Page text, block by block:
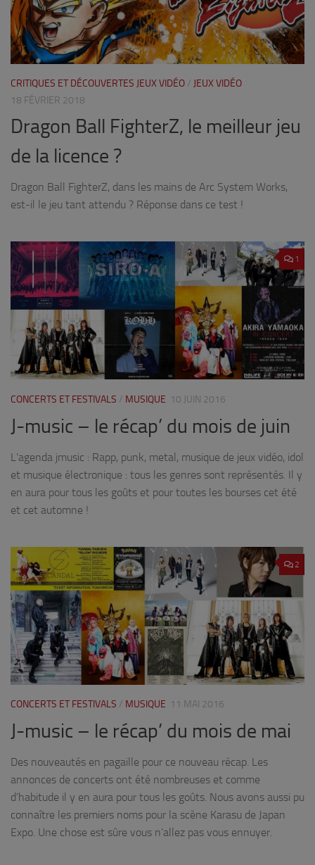
CRITIQUES ET DÉCOUVERTES JEUX VIDÉO / JEUX VIDÉO
18 FÉVRIER 2018
Dragon Ball FighterZ, le meilleur jeu
de la licence ?
Dragon Ball FighterZ, dans les mains de Arc System Works,
est-il le jeu tant attendu ? Réponse dans ce test !
1
CONCERTS ET FESTIVALS / MUSIQUE 10 JUIN 2016
J-music – le récap’ du mois de juin
L’agenda jmusic : Rapp, punk, metal, musique de jeux vidéo, idol
et musique électronique : tous les genres sont représentés. Il y
en aura pour tous les goûts et pour toutes les bourses cet été
et cet automne !
2
CONCERTS ET FESTIVALS / MUSIQUE 11 MAI 2016
J-music – le récap’ du mois de mai
Des nouveautés en pagaille pour ce nouveau récap. Les
annonces de concerts ont été nombreuses et comme
d’habitude il y en aura pour tous les goûts. Nous avons aussi pu
connaître les premiers noms pour la scène Karasu de Japan
Expo. Une chose est sûre vous n’allez pas vous ennuyer.